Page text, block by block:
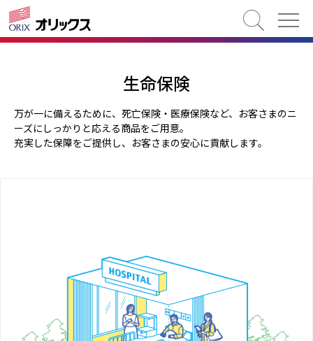
検索
生命保険
万が⼀に備えるために、死亡保険・医療保険など、お客さまのニ
ーズにしっかりと応える商品をご⽤意。
充実した保障をご提供し、お客さまの安⼼に貢献します。